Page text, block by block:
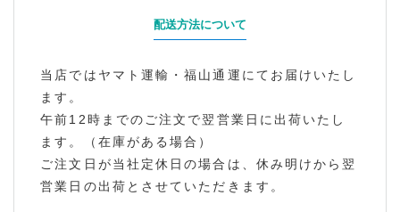
配送方法について
当店ではヤマト運輸・福山通運にてお届けいたし
ます。
午前12時までのご注文で翌営業日に出荷いたし
ます。（在庫がある場合）
ご注文日が当社定休日の場合は、休み明けから翌
営業日の出荷とさせていただきます。